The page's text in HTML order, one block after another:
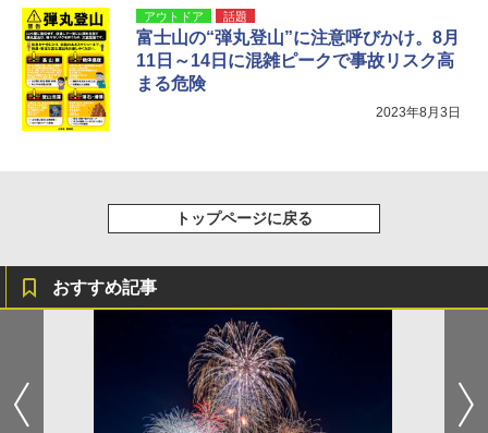
アウトドア 話題
富士山の“弾丸登山”に注意呼びかけ。8月
11日～14日に混雑ピークで事故リスク高
まる危険
2023年8月3日
トップページに戻る
おすすめ記事